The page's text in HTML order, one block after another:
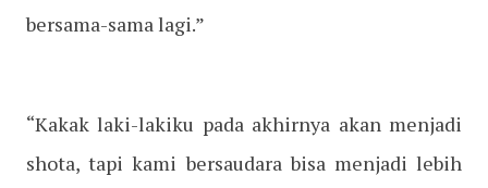
bersama-sama lagi.”
“Kakak laki-lakiku pada akhirnya akan menjadi
shota, tapi kami bersaudara bisa menjadi lebih